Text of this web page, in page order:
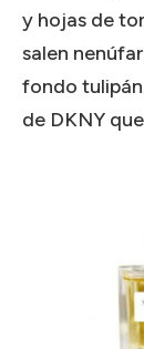
y hojas de
salen
fondo
de DKNY